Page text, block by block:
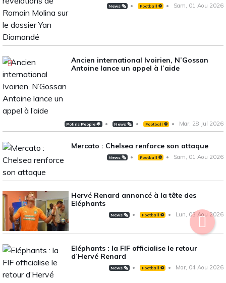
News 🗞️ Football ⚽️ Sam, 01 Aou 2026
Ancien international Ivoirien, N’Gossan
Antoine lance un appel à l’aide
Potins People 🌟 News 🗞️ Football ⚽️ Mar, 28 Jul 2026
Mercato : Chelsea renforce son attaque
News 🗞️ Football ⚽️ Sam, 01 Aou 2026
Hervé Renard annoncé à la tête des
Eléphants
News 🗞️ Football ⚽️ Lun, 03 Aou 2026
Eléphants : la FIF officialise le retour
d’Hervé Renard
News 🗞️ Football ⚽️ Mar, 04 Aou 2026